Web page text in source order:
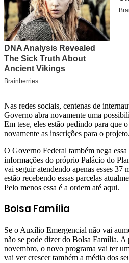
Nas redes sociais, centenas de
Governo abra novamente uma
Em tese, eles estão pedindo para que
novamente as inscrições para o projeto.
O Governo Federal também nega
informações do próprio Palácio do
vai seguir atendendo apenas esses 37
estão recebendo essas parcelas
Pelo menos essa é a ordem até aqui.
Bolsa Família
Se o Auxílio Emergencial não vai
não se pode dizer do Bolsa Família.
novembro, o novo programa vai ter
vai ver crescer também a média dos